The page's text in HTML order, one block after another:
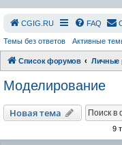
СGIG.RU FAQ
Темы без ответов Активные
Список форумов Личные
Моделирование
Новая тема
9